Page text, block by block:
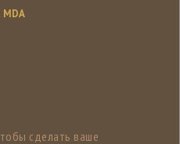
сделать ваше